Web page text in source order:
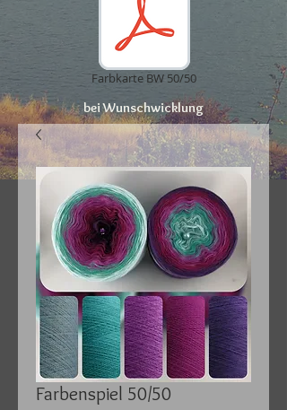
Farbkarte BW 50/50
bei Wunschwicklung
Farbenspiel 50/50